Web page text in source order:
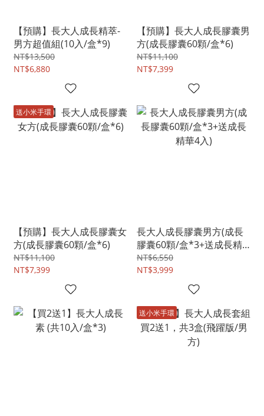
【預購】長大人成長精萃-
男方超值組(10入/盒*9)
NT$13,500
NT$6,880
【預購】長大人成長膠囊男
方(成長膠囊60顆/盒*6)
NT$11,100
NT$7,399
送小米手環
【預購】長大人成長膠囊女
方(成長膠囊60顆/盒*6)
NT$11,100
NT$7,399
長大人成長膠囊男方(成長
膠囊60顆/盒*3+送成長精
華4入)
NT$6,550
NT$3,999
送小米手環